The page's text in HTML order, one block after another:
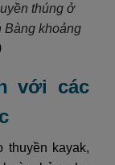
thúng ở
Bàng khoảng
với các
thuyền kayak,